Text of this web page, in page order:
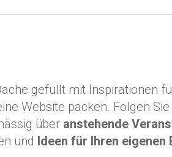
gefüllt mit Inspirationen
Website packen. Folgen
über anstehende
und Ideen für Ihren eigenen